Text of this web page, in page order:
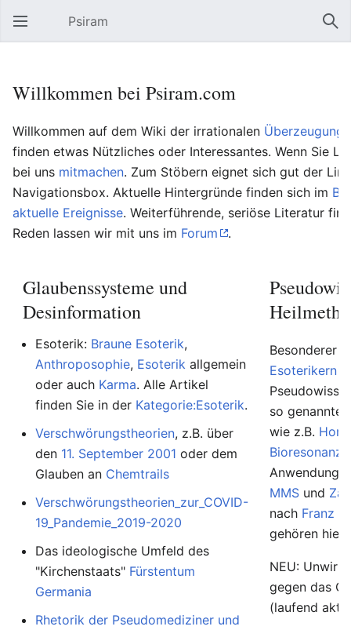
Hauptmenü öffnen Psiram
Willkommen bei Psiram.com
Willkommen auf dem Wiki der irrationalen
finden etwas Nützliches oder Interessantes. Wenn Sie
bei uns mitmachen. Zum Stöbern eignet sich gut der
Navigationsbox. Aktuelle Hintergründe finden sich im
aktuelle Ereignisse. Weiterführende, seriöse Literatur
Reden lassen wir mit uns im Forum .
Glaubenssysteme und
Desinformation
Esoterik: Braune Esoterik,
Anthroposophie, Esoterik allgemein
oder auch Karma. Alle Artikel
finden Sie in der Kategorie:Esoterik.
Verschwörungstheorien, z.B. über
den 11. September 2001 oder dem
Glauben an Chemtrails
Verschwörungstheorien_zur_COVID-
19_Pandemie_2019-2020
Das ideologische Umfeld des
"Kirchenstaats" Fürstentum
Germania
Rhetorik der Pseudomediziner und
Besonderer
Esoterikern
so genannte
wie z.B.
Bioresonanz
MMS und
nach Franz
gehören
NEU:
gegen das
(laufend